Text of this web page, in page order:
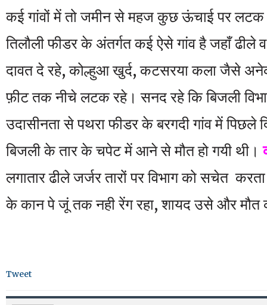
कई गांवों में तो जमीन से महज कुछ ऊंचाई पर लटक
तिलौली फीडर के अंतर्गत कई ऐसे गांव है जहाँ ढीले
दावत दे रहे, कोल्हुआ खुर्द, कटसरया कला जैसे
फ़ीट तक नीचे लटक रहे। सनद रहे कि बिजली
उदासीनता से पथरा फीडर के बरगदी गांव में पिछले
बिजली के तार के चपेट में आने से मौत हो गयी थी।
लगातार ढीले जर्जर तारों पर विभाग को सचेत
के कान पे जूं तक नही रेंग रहा, शायद उसे और मौत
Tweet